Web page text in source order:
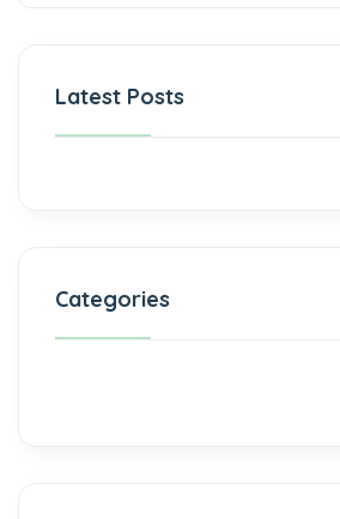
Latest Posts
Categories